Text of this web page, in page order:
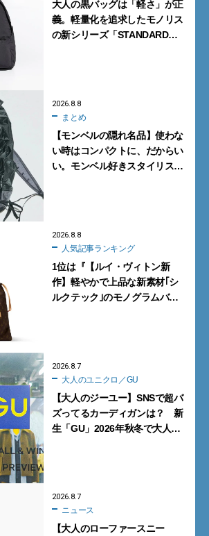
大人の黒バッグは「軽さ」が正
義。軽量化を追求したモノリス
の新シリーズ「STANDARD
2026.8.8
まとめ
【モンベルの隠れ名品】使わな
い時はコンパクトに、だからい
い。モンベル好きスタイリスト
2026.8.8
人気記事ランキング
1位は『【ルイ・ヴィトン新
作】軽やかで上品な新素材｢シ
ルクテック｣のモノグラムバッ
2026.8.7
大人のユニクロ／GU
【大人のジーユー】SNSで超バ
ズってるカーディガンは？ 新
生「GU」2026年秋冬で大人メ
2026.8.7
ニュース
【大人のローファースニー